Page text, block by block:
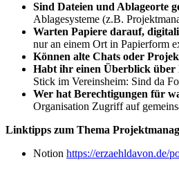
Sind Dateien und Ablageorte
Ablagesysteme (z.B.
Warten Papiere darauf,
nur an einem Ort in Papierform
Können alte Chats oder
Habt ihr einen Überblick über
Stick im Vereinsheim: Sind da
Wer hat Berechtigungen für
Organisation Zugriff auf
Linktipps zum Thema
Notion https://erzaehldavon.de/